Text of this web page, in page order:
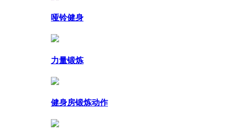
哑铃健身
力量锻炼
健身房锻炼动作